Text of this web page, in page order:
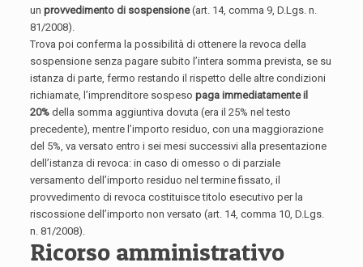
unprovvedimento di sospensione(art. 14, comma 9, D.Lgs. n.
81/2008).
Trova poi conferma la possibilità di ottenere la revoca della
sospensione senza pagare subito l’intera somma prevista, se su
istanza di parte, fermo restando il rispetto delle altre condizioni
richiamate, l’imprenditore sospesopaga immediatamente il
20% della somma aggiuntiva dovuta (era il 25% nel testo
precedente), mentre l’importo residuo, con una maggiorazione
del 5%, va versato entro i sei mesi successivi alla presentazione
dell’istanza di revoca: in caso di omesso o di parziale
versamento dell’importo residuo nel termine fissato, il
provvedimento di revoca costituisce titolo esecutivo per la
riscossione dell’importo non versato (art. 14, comma 10, D.Lgs.
n. 81/2008).
Ricorso amministrativo